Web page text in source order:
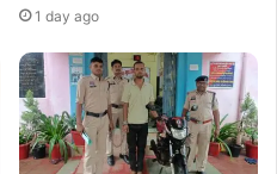
1 day ago